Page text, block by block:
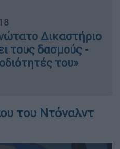
Δικαστήριο
τους δασμούς -
του»
του Ντόναλντ